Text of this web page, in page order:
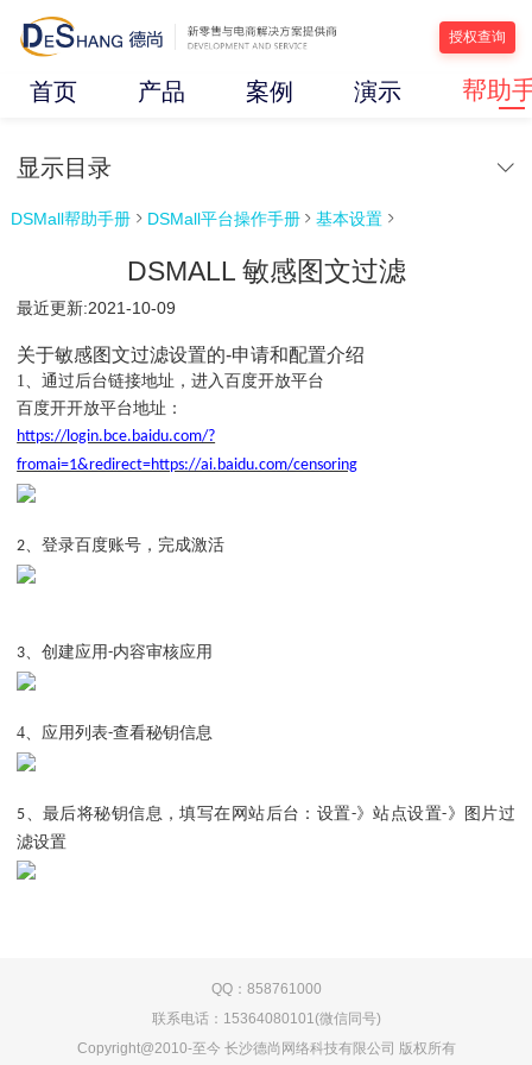
授权查询
首页 产品 案例 演示 帮助
显示目录
DSMall帮助手册  DSMall平台操作手册  基本设置 
DSMALL 敏感图文过滤
最近更新:2021-10-09
关于敏感图文过滤设置的-申请和配置介绍
1、通过后台链接地址，进入百度开放平台
百度开开放平台地址：
https://login.bce.baidu.com/?
fromai=1&redirect=https://ai.baidu.com/censoring
2、登录百度账号，完成激活
3、创建应用-内容审核应用
4、 应用列表-查看秘钥信息
5、最后将秘钥信息，填写在网站后台：设置-》站点设置-》图片过
滤设置
QQ：858761000
联系电话：15364080101(微信同号)
Copyright@2010-至今 长沙德尚网络科技有限公司 版权所有